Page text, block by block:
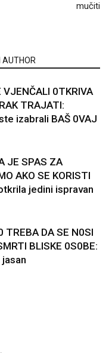
mučiti
AUTHOR
VJENČALI 0TKRIVA
TRAJATI:
izabrali BAŠ 0VAJ
JE SPAS ZA
AKO SE KORISTI
jedini ispravan
TREBA DA SE N0SI
BLISKE 0S0BE: